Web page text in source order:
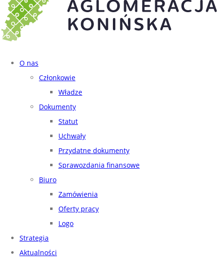
O nas
Członkowie
Władze
Dokumenty
Statut
Uchwały
Przydatne dokumenty
Sprawozdania finansowe
Biuro
Zamówienia
Oferty pracy
Logo
Strategia
Aktualności